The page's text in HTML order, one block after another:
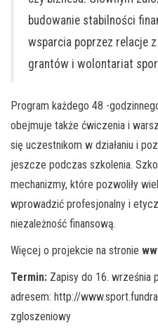
budowanie stabilności
wsparcia poprzez relacje
grantów i wolontariat
Program każdego 48 -
obejmuje także ćwiczenia i
się uczestnikom w działaniu i
jeszcze podczas szkolenia.
mechanizmy, które pozwoliły
wprowadzić profesjonalny i
niezależność finansową.
Więcej o projekcie na stronie
Termin: Zapisy do 16. września
adresem: http://
zgloszeniowy